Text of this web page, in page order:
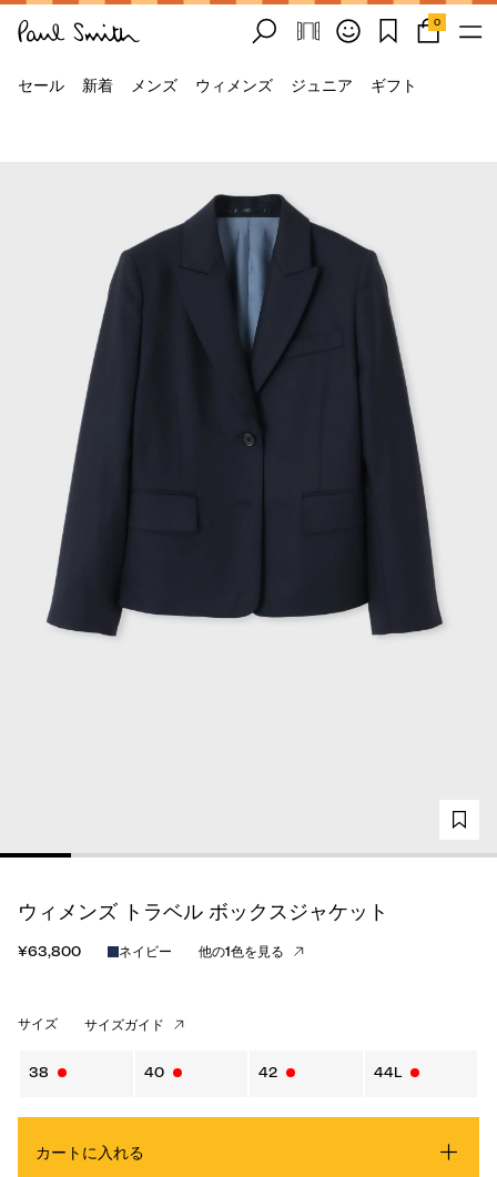
0
セール 新着 メンズ ウィメンズ ジュニア ギフト
ウィメンズ トラベル ボックスジャケット
¥63,800 ネイビー 他の1色を見る
サイズ サイズガイド
38 40 42 44L
カートに入れる